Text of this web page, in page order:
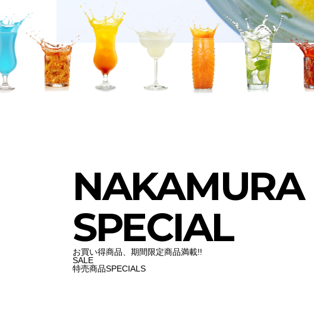
NAKAMURA
SPECIAL
お買い得商品、期間限定商品満載!!
SALE
特売商品SPECIALS